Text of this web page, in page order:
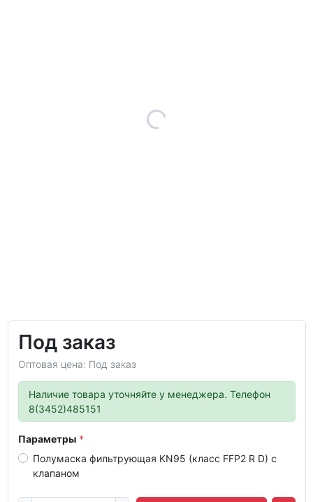
Под заказ
Оптовая цена: Под заказ
Наличие товара уточняйте у менеджера. Телефон
8(3452)485151
Параметры
Полумаска фильтрующая KN95 (класс FFP2 R D) с
клапаном